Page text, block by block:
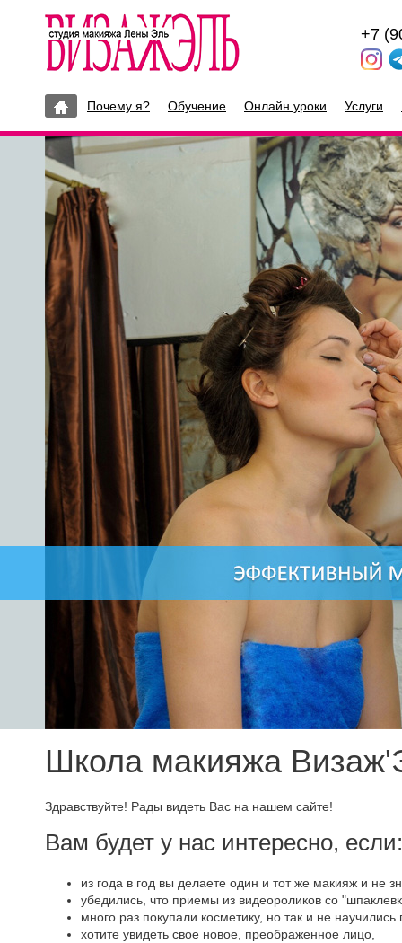
+7
Почему я? Обучение Онлайн уроки Услуги
Школа макияжа
Здравствуйте! Рады видеть Вас на нашем сайте!
Вам будет у нас интересно, если:
из года в год вы делаете один и тот же макияж и не
убедились, что приемы из видеороликов со
много раз покупали косметику, но так и не научились
хотите увидеть свое новое, преображенное лицо,